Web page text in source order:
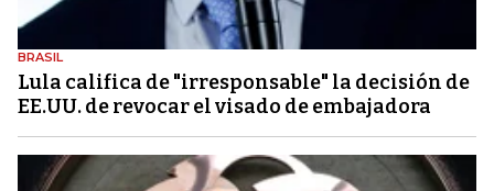
BRASIL
Lula califica de "irresponsable" la decisión de
EE.UU. de revocar el visado de embajadora